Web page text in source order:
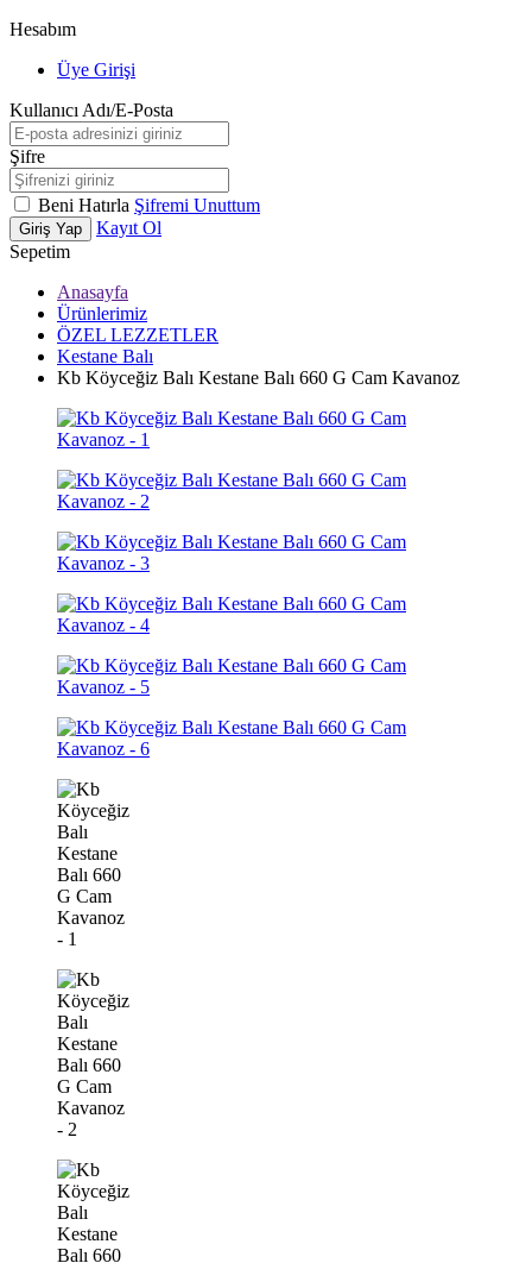
Hesabım
Üye Girişi
Kullanıcı Adı/E-Posta
Şifre
Beni Hatırla Şifremi Unuttum
Giriş Yap
Kayıt Ol
Sepetim
Anasayfa
Ürünlerimiz
ÖZEL LEZZETLER
Kestane Balı
Kb Köyceğiz Balı Kestane Balı 660 G Cam Kavanoz